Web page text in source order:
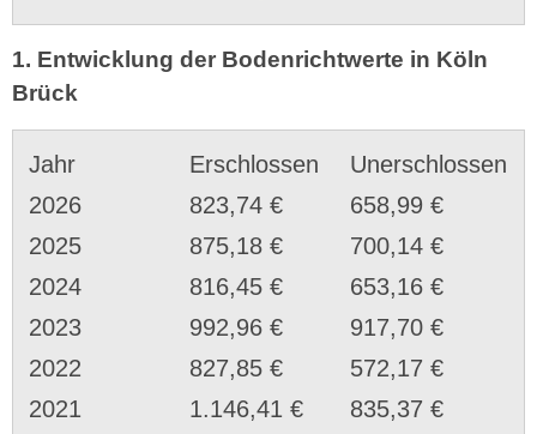
1. Entwicklung der Bodenrichtwerte in Köln
Brück
Jahr Erschlossen
Unerschlossen
2026
823,74 €
658,99 €
2025
875,18 €
700,14 €
2024
816,45 €
653,16 €
2023
992,96 €
917,70 €
2022
827,85 €
572,17 €
2021
1.146,41 €
835,37 €